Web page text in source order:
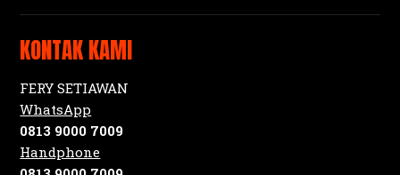
KONTAK KAMI
FERY SETIAWAN
WhatsApp
0813 9000 7009
Handphone